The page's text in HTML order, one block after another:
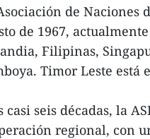
de Naciones
de 1967,
Filipinas,
Timor Leste está
casi seis décadas, la
regional, con